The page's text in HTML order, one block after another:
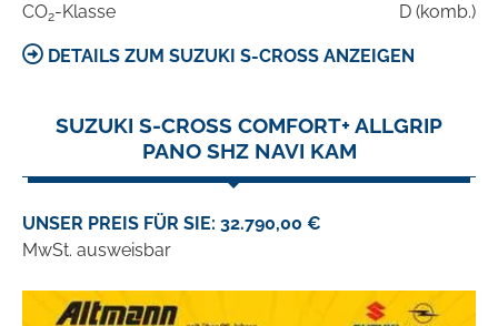
CO2-Klasse D (komb.)
DETAILS ZUM SUZUKI S-CROSS ANZEIGEN
SUZUKI S-CROSS COMFORT+ ALLGRIP
PANO SHZ NAVI KAM
UNSER PREIS FÜR SIE: 32.790,00 €
MwSt. ausweisbar